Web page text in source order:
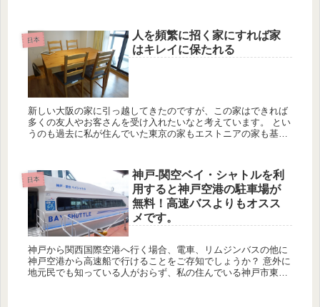
日本
人を頻繁に招く家にすれば家
はキレイに保たれる
新しい大阪の家に引っ越してきたのですが、この家はできれば
多くの友人やお客さんを受け入れたいなと考えています。 とい
うのも過去に私が住んでいた東京の家もエストニアの家も基本
日本
神戸-関空ベイ・シャトルを利
用すると神戸空港の駐車場が
無料！高速バスよりもオスス
メです。
神戸から関西国際空港へ行く場合、電車、リムジンバスの他に
神戸空港から高速船で行けることをご存知でしょうか？ 意外に
地元民でも知っている人がおらず、私の住んでいる神戸市東灘